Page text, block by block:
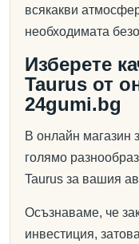
всякакви
необходимата
Изберете
Taurus от
24gumi.bg
В онлайн магазин
голямо
Taurus за вашия
Осъзнаваме, че
инвестиция,